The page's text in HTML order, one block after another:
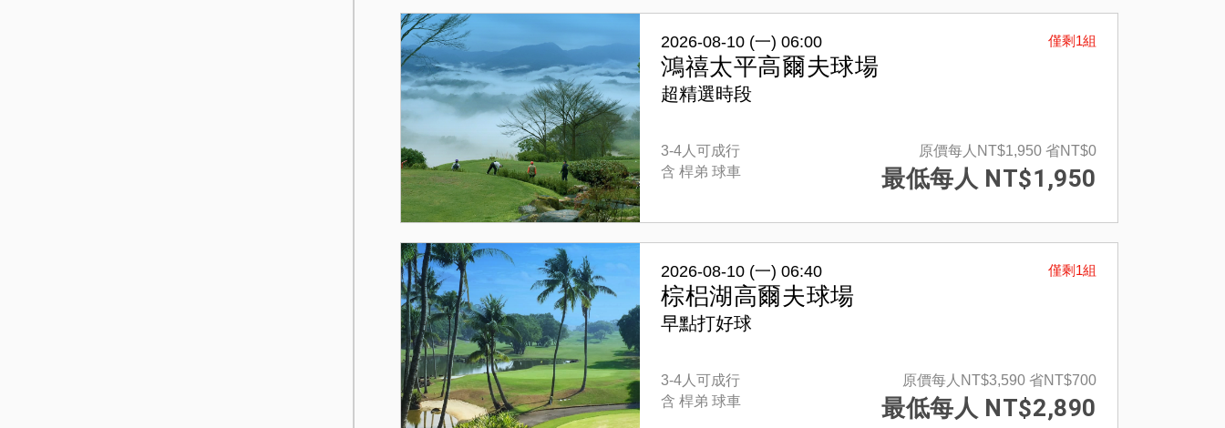
僅剩1組
2026-08-10 (一) 06:00
鴻禧太平高爾夫球場
超精選時段
3-4人可成行
含 桿弟 球車
原價每人NT$1,950 省NT$0
最低每人 NT$1,950
僅剩1組
2026-08-10 (一) 06:40
棕梠湖高爾夫球場
早點打好球
3-4人可成行
含 桿弟 球車
原價每人NT$3,590 省NT$700
最低每人 NT$2,890